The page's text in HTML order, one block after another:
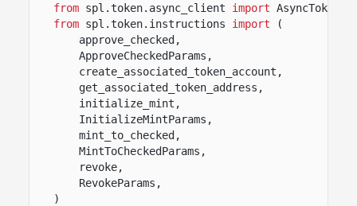
from spl.token.async_client import AsyncToken
from spl.token.instructions import
(
approve_checked,
ApproveCheckedParams,
create_associated_token_account,
get_associated_token_address,
initialize_mint,
InitializeMintParams,
mint_to_checked,
MintToCheckedParams,
revoke,
RevokeParams,
)